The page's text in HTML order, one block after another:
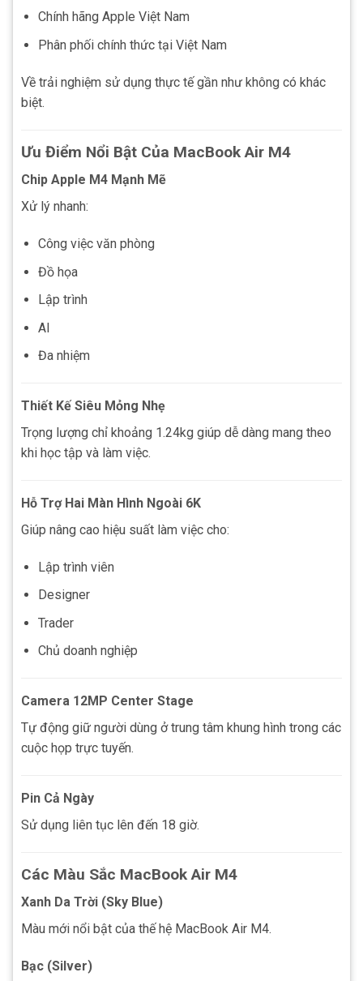
Chính hãng Apple Việt Nam
Phân phối chính thức tại Việt Nam
Về trải nghiệm sử dụng thực tế gần như không có khác
biệt.
Ưu Điểm Nổi Bật Của MacBook Air M4
Chip Apple M4 Mạnh Mẽ
Xử lý nhanh:
Công việc văn phòng
Đồ họa
Lập trình
AI
Đa nhiệm
Thiết Kế Siêu Mỏng Nhẹ
Trọng lượng chỉ khoảng 1.24kg giúp dễ dàng mang theo
khi học tập và làm việc.
Hỗ Trợ Hai Màn Hình Ngoài 6K
Giúp nâng cao hiệu suất làm việc cho:
Lập trình viên
Designer
Trader
Chủ doanh nghiệp
Camera 12MP Center Stage
Tự động giữ người dùng ở trung tâm khung hình trong các
cuộc họp trực tuyến.
Pin Cả Ngày
Sử dụng liên tục lên đến 18 giờ.
Các Màu Sắc MacBook Air M4
Xanh Da Trời (Sky Blue)
Màu mới nổi bật của thế hệ MacBook Air M4.
Bạc (Silver)